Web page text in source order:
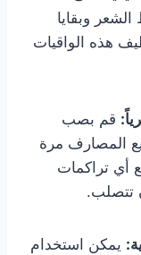
وبقايا
هذه الواقيات
قم بصب
المصارف مرة
أي تراكمات
تتصلب.
يمكن استخدام